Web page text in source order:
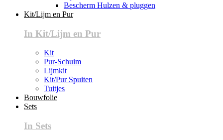
Bescherm Hulzen & pluggen
Kit/Lijm en Pur
In Kit/Lijm en Pur
Kit
Pur-Schuim
Lijmkit
Kit/Pur Spuiten
Tuitjes
Bouwfolie
Sets
In Sets